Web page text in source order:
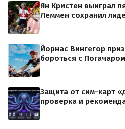
Ян Кристен выиграл
Леммен сохранил
Йорнас Вингегор
бороться с Погачаром
Защита от сим-карт
проверка и